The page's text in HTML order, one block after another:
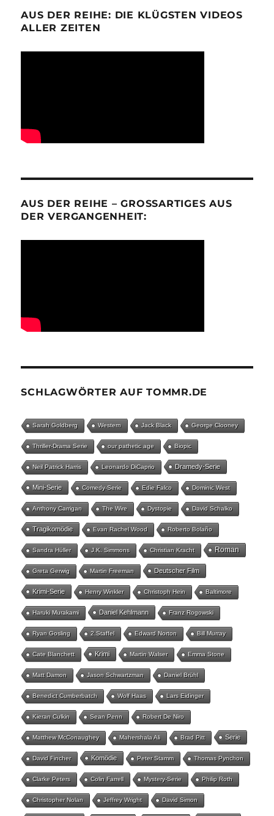
AUS DER REIHE: DIE KLÜGSTEN VIDEOS
ALLER ZEITEN
AUS DER REIHE – GROSSARTIGES AUS D
ER VERGANGENHEIT:
SCHLAGWÖRTER AUF TOMMR.DE
Sarah Goldberg Western Jack Black George Clooney
Thriller-Drama Serie our pathetic age Biopic
Neil Patrick Harris Leonardo DiCaprio Dramedy-Serie
Mini-Serie Comedy-Serie Edie Falco Dominic West
Anthony Carrigan The Wire Dystopie David Schalko
Tragikomödie Evan Rachel Wood Roberto Bolaño
Sandra Hüller J.K. Simmons Christian Kracht Roman
Greta Gerwig Martin Freeman Deutscher Film
Krimi-Serie Henry Winkler Christoph Hein Baltimore
Haruki Murakami Daniel Kehlmann Franz Rogowski
Ryan Gosling 2.Staffel Edward Norton Bill Murray
Cate Blanchett Krimi Martin Walser Emma Stone
Matt Damon Jason Schwartzman Daniel Brühl
Benedict Cumberbatch Wolf Haas Lars Eidinger
Kieran Culkin Sean Penn Robert De Niro
Matthew McConaughey Mahershala Ali Brad Pitt Serie
David Fincher Komödie Peter Stamm Thomas Pynchon
Clarke Peters Colin Farrell Mystery-Serie Philip Roth
Christopher Nolan Jeffrey Wright David Simon